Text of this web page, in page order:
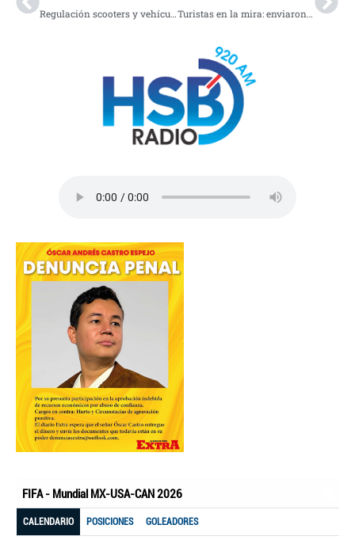
Regulación scooters y vehículos eléctricos personales: así serían las nuevas normas en Colombia Turistas en la mira: enviaron a prisión a mujer por millonarios robos en Medellín